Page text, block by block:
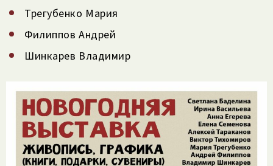
Трегубенко Мария
Филиппов Андрей
Шинкарев Владимир